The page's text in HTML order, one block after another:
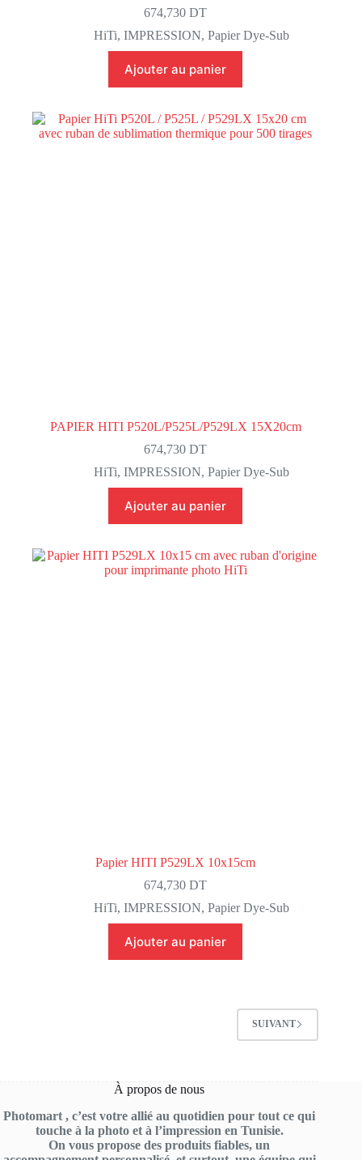
674,730DT
HiTi,IMPRESSION,Papier Dye-Sub
Ajouter au panier
PAPIER HITI P520L/P525L/P529LX 15X20cm
674,730DT
HiTi,IMPRESSION,Papier Dye-Sub
Ajouter au panier
Papier HITI P529LX 10x15cm
674,730DT
HiTi,IMPRESSION,Papier Dye-Sub
Ajouter au panier
SUIVANT
À propos de nous
Photomart , c’est votre allié au quotidien pour tout ce qui
touche à la photo et à l’impression en Tunisie.
On vous propose des produits fiables, un